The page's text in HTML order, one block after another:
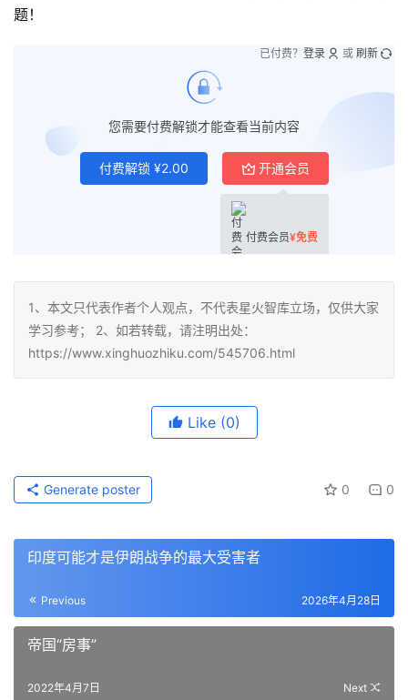
题！
您需要付费解锁才能查看当前内容
付费解锁 ¥2.00 开通会员
付费会员¥免费
已付费？ 登录 或 刷新
1、本文只代表作者个人观点，不代表星火智库立场，仅供大家
学习参考； 2、如若转载，请注明出处：
https://www.xinghuozhiku.com/545706.html
Like (0)
0 0
Generate poster
印度可能才是伊朗战争的最大受害者
Previous 2026年4月28日
帝国“房事”
Next
2022年4月7日